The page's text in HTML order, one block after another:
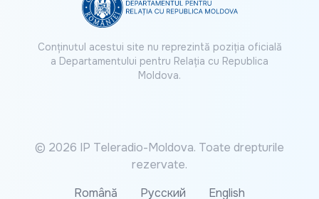
Conținutul acestui site nu reprezintă poziția oficială
a Departamentului pentru Relația cu Republica
Moldova.
© 2026 IP Teleradio-Moldova. Toate drepturile
rezervate.
Română
Русский English